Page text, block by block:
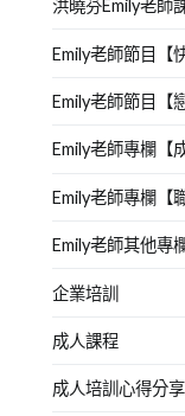
洪曉芬Emily老師
Emily老師節目【
Emily老師節目【
Emily老師專欄【
Emily老師專欄【
Emily老師其他專
企業培訓
成人課程
成人培訓心得分享